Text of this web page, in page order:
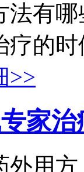
法有
疗的
>>
家治
外用